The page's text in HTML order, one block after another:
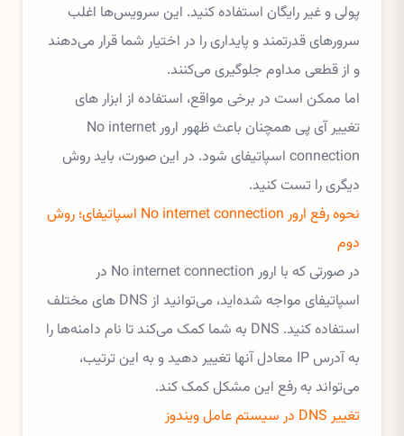
پولی و غیر رایگان استفاده کنید. این سرویس‌ها اغلب
سرورهای قدرتمند و پایداری را در اختیار شما قرار می‌دهند
و از قطعی مداوم جلوگیری می‌کنند.
اما ممکن است در برخی مواقع، استفاده از ابزار های
تغییر آی پی همچنان باعث ظهور ارور No internet
connection اسپاتیفای شود. در این صورت، باید روش
دیگری را تست کنید.
نحوه رفع ارور No internet connection اسپاتیفای؛ روش
دوم
در صورتی که با ارور No internet connection در
اسپاتیفای مواجه شده‌اید، می‌توانید از DNS های مختلف
استفاده کنید. DNS به شما کمک می‌کند تا نام دامنه‌ها را
به آدرس IP معادل آنها تغییر دهید و به این ترتیب،
می‌تواند به رفع این مشکل کمک کند.
تغییر DNS در سیستم عامل ویندوز